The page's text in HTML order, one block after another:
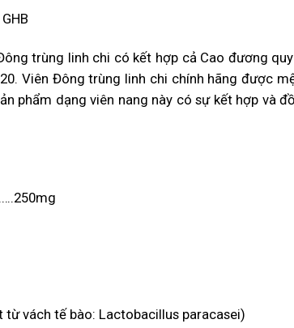
trùng linh chi có kết hợp cả Cao đương
Viên Đông trùng linh chi chính hãng được
phẩm dạng viên nang này có sự kết hợp và
vách tế bào: Lactobacillus paracasei)